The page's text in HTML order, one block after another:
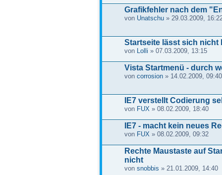
Grafikfehler nach dem
von Unatschu» 29.03.2009,
Startseite lässt sich nicht
von Lolli » 07.03.2009, 13:15
Vista Startmenü - durch
von corrosion» 14.02.2009, 09:40
IE7 verstellt Codierung
von FUX» 08.02.2009, 18:40
IE7 - macht kein neues
von FUX» 08.02.2009, 09:32
Rechte Maustaste auf
nicht
von snobbis » 21.01.2009, 14:40